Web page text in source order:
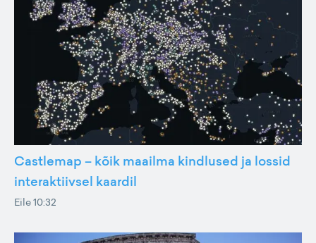
Castlemap – kõik maailma kindlused ja lossid
interaktiivsel kaardil
Eile 10:32